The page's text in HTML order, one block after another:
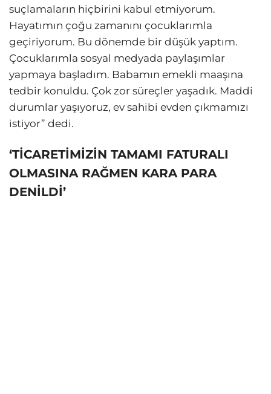
suçlamaların hiçbirini kabul etmiyorum.
Hayatımın çoğu zamanını çocuklarımla
geçiriyorum. Bu dönemde bir düşük yaptım.
Çocuklarımla sosyal medyada paylaşımlar
yapmaya başladım. Babamın emekli maaşına
tedbir konuldu. Çok zor süreçler yaşadık. Maddi
durumlar yaşıyoruz, ev sahibi evden çıkmamızı
istiyor” dedi.
‘TİCARETİMİZİN TAMAMI FATURALI
OLMASINA RAĞMEN KARA PARA
DENİLDİ’